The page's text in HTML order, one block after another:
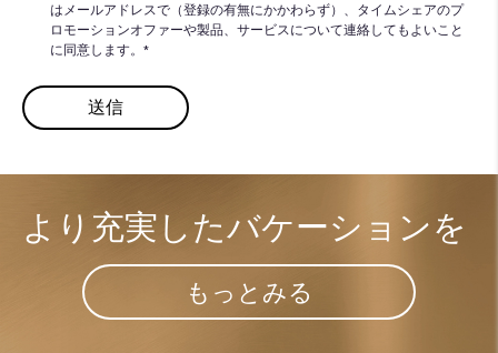
はメールアドレスで（登録の有無にかかわらず）、タイムシェアのプ
ロモーションオファーや製品、サービスについて連絡してもよいこと
に同意します。*
より充実した​バケーションを
もっとみる